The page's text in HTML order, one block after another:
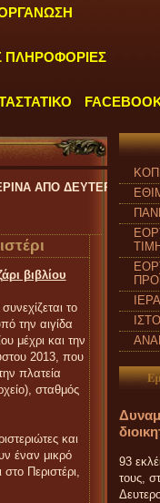
ΟΡΓΑΝΩΣΗ
ΠΛΗΡΟΦΟΡΙΕΣ
έως ΠΑΡΑΣΚΕΥΗ
βιβλίου
το
την αιγίδα
μέχρι και την
2013, που
πλατεία
σταθμός
και
έναν μικρό
Περιστέρι,
93
τους,